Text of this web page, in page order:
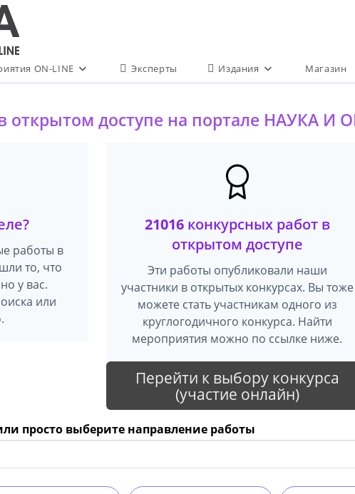
ON-LINE Эксперты Издания Магазин
открытом доступе на портале НАУКА И
работы в
то, что
у вас.
или
21016конкурсных работ в
открытом доступе
Эти работы опубликовали наши
участники в открытых конкурсах. Вы тоже
можете стать участникам одного из
круглогодичного конкурса. Найти
мероприятия можно по ссылке ниже.
Перейти к выбору конкурса
(участие онлайн)
просто выберите направление работы